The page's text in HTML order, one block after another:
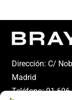
Dirección: C/
Madrid
Teléfono:91 696